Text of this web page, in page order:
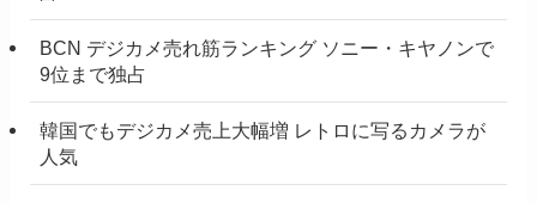
BCN デジカメ売れ筋ランキング ソニー・キヤノンで
9位まで独占
韓国でもデジカメ売上大幅増 レトロに写るカメラが
人気